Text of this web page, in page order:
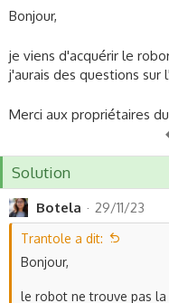
d
s
c
s
o
n
Bonjour,
je viens d'acquérir le
j'aurais des questions
Merci aux propriétaires
Solution
Botela 29/11/23
Trantole a dit:
Bonjour,
le robot ne trouve pas